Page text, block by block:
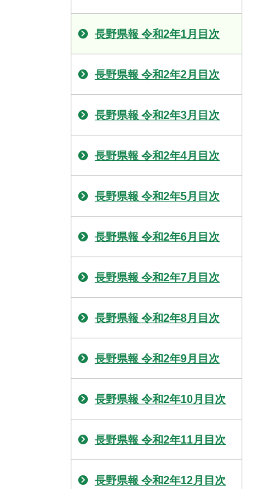
長野県報 令和2年1月目次
長野県報 令和2年2月目次
長野県報 令和2年3月目次
長野県報 令和2年4月目次
長野県報 令和2年5月目次
長野県報 令和2年6月目次
長野県報 令和2年7月目次
長野県報 令和2年8月目次
長野県報 令和2年9月目次
長野県報 令和2年10月目次
長野県報 令和2年11月目次
長野県報 令和2年12月目次